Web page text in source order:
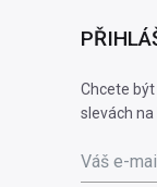
Chcete
slevách
Váš e-